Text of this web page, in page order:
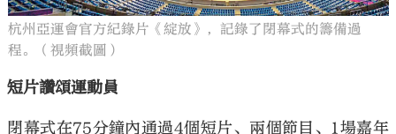
杭州亞運會官方紀錄片《綻放》，記錄了閉幕式的籌備過
程。（視頻截圖）
短片讚頌運動員
閉幕式在75分鐘內通過4個短片、兩個節目、1場嘉年